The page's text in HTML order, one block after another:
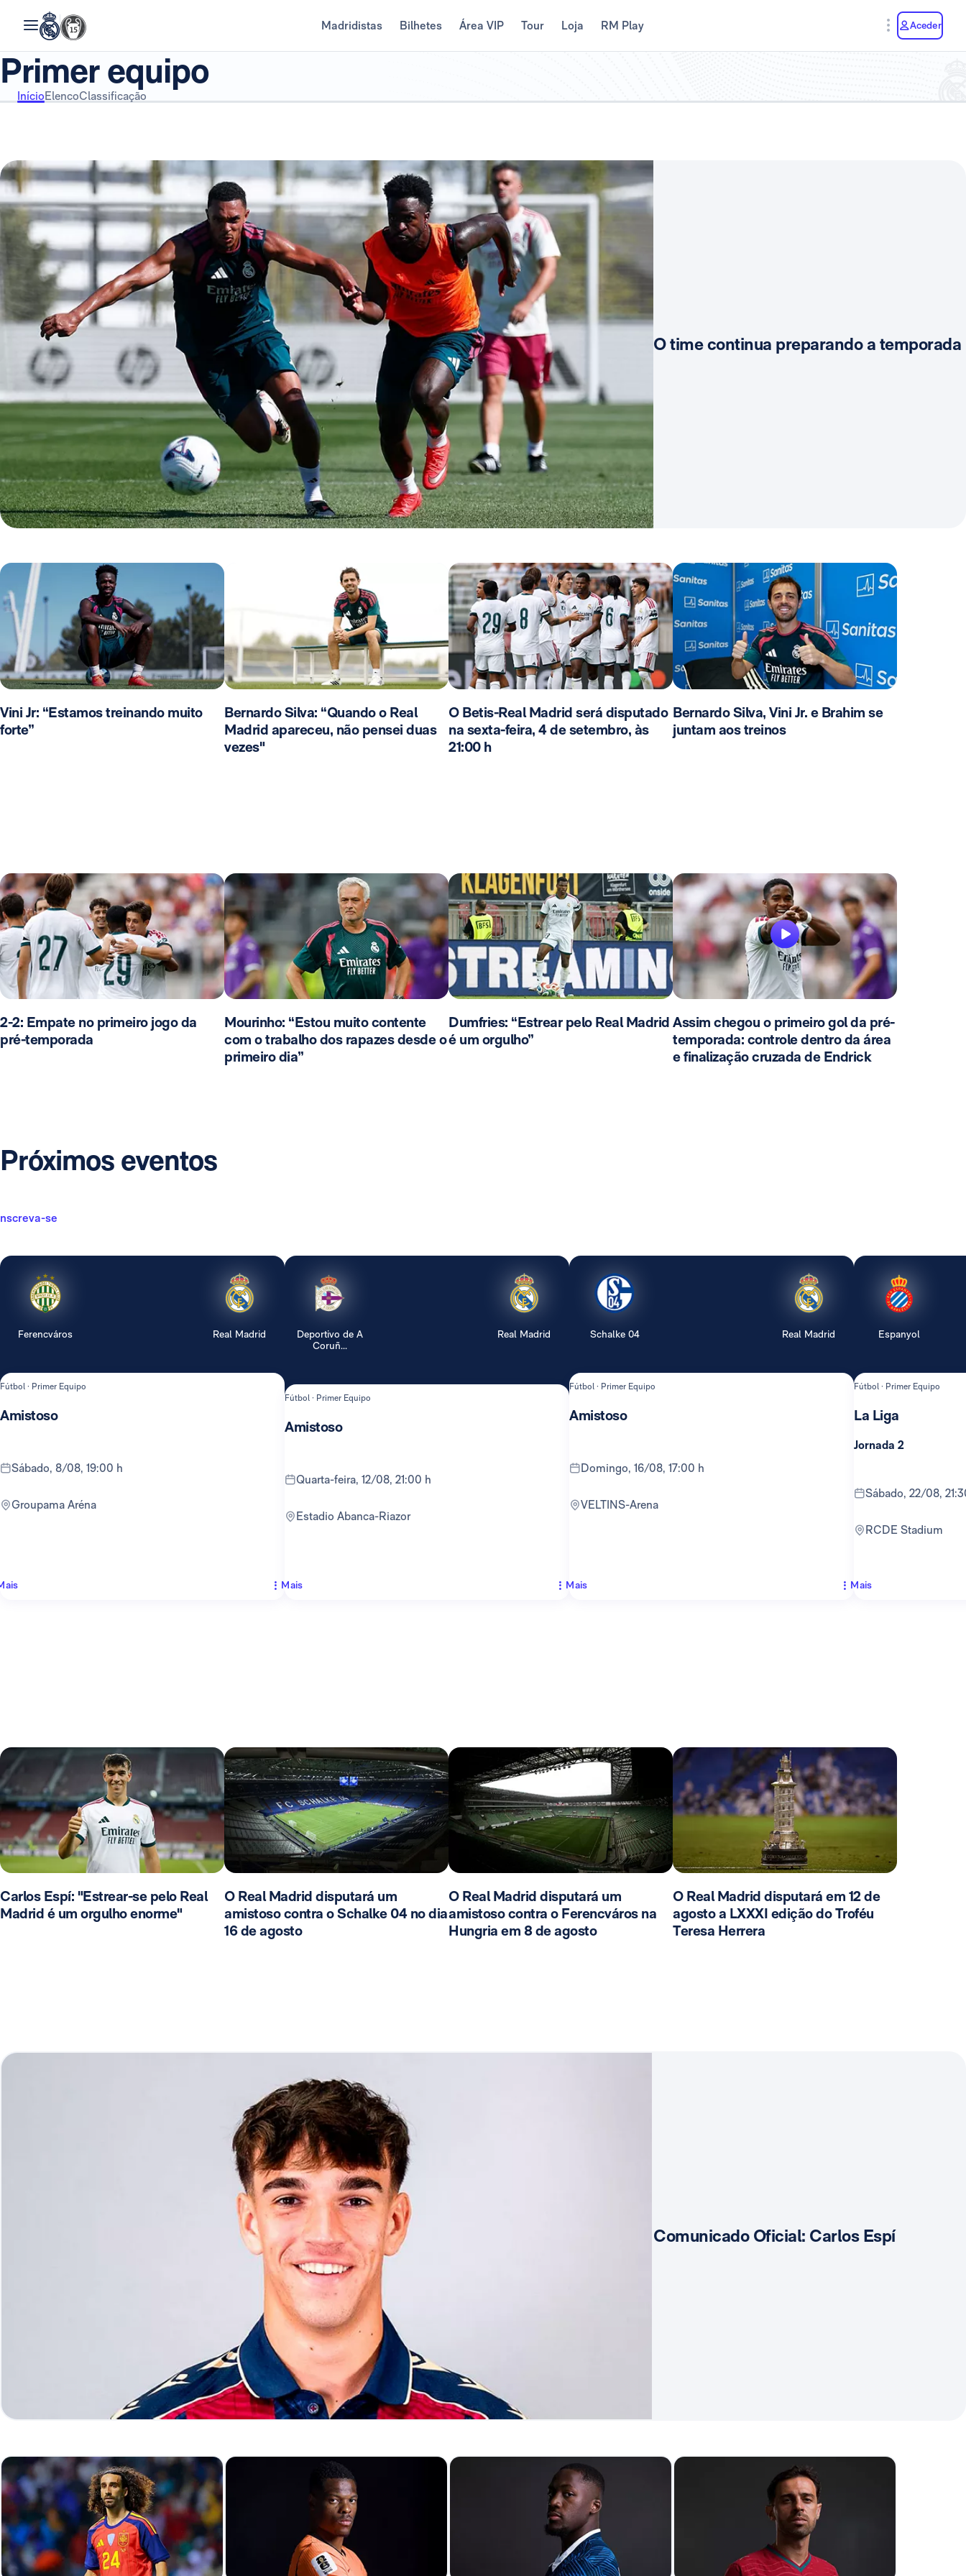
Madridistas Bilhetes Área VIP Tour Loja RM Play Aceder
Primer equipo
InícioElencoClassificação
O time continua preparando a temporada
Vini Jr: “Estamos treinando muito
forte”
Bernardo Silva: “Quando o Real
Madrid apareceu, não pensei duas
vezes"
O Betis-Real Madrid será disputado
na sexta-feira, 4 de setembro, às
21:00 h
Bernardo Silva, Vini Jr. e Brahim se
juntam aos treinos
2-2: Empate no primeiro jogo da
pré-temporada
Mourinho: “Estou muito contente
com o trabalho dos rapazes desde o
primeiro dia”
Dumfries: “Estrear pelo Real Madrid
é um orgulho”
Assim chegou o primeiro gol da pré-
temporada: controle dentro da área
e finalização cruzada de Endrick
Próximos eventos
se
Ferencváros Real Madrid
Fútbol · Primer Equipo
Amistoso
sábado, 8/08, 19:00 h
Groupama Aréna
Deportivo de A
Coruñ...
Real Madrid
Fútbol · Primer Equipo
Amistoso
quarta-feira, 12/08, 21:00 h
Estadio Abanca-Riazor
Mais
Schalke 04 Real Madrid
Fútbol · Primer Equipo
Amistoso
domingo, 16/08, 17:00 h
VELTINS-Arena
Mais
Espanyol
Fútbol · Primer Equipo
La Liga
Jornada 2
sábado, 22/08,
RCDE Stadium
Mais
Carlos Espí: "Estrear-se pelo Real
Madrid é um orgulho enorme"
O Real Madrid disputará um
amistoso contra o Schalke 04 no dia
16 de agosto
O Real Madrid disputará um
amistoso contra o Ferencváros na
Hungria em 8 de agosto
O Real Madrid disputará em 12 de
agosto a LXXXI edição do Troféu
Teresa Herrera
Comunicado Oficial: Carlos Espí